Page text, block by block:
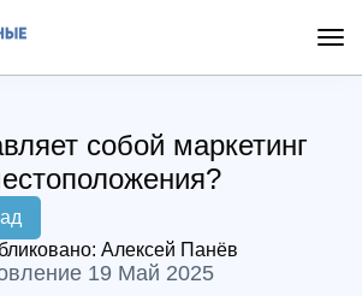
Алексей Панёв
19 Май 2025
собой маркетинг